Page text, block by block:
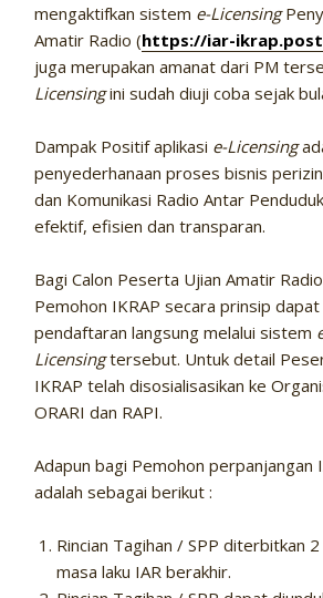
mengaktifkan sistem e-Licensing
Amatir Radio (https://iar-
juga merupakan amanat dari PM
Licensingini sudah diuji coba sejak
Dampak Positif aplikasi e-Licensing
penyederhanaan proses bisnis
dan Komunikasi Radio Antar
efektif, efisien dan transparan.
Bagi Calon Peserta Ujian Amatir
Pemohon IKRAP secara prinsip dapat
pendaftaran langsung melalui sistem
Licensingtersebut. Untuk detail
IKRAP telah disosialisasikan ke
ORARI dan RAPI.
Adapun bagi Pemohon perpanjangan
adalah sebagai berikut :
Rincian Tagihan / SPP diterbitkan
masa laku IAR berakhir.